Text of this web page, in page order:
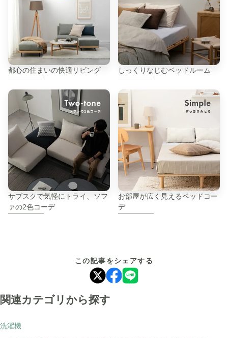
都心の住まいの快適リビング しっくりなじむベッドルーム
サブスクで気軽にトライ、ソフ
ァの2色コーデ
お部屋が広く見えるベッドコー
デ
この記事をシェアする
関連カテゴリから探す
洗濯機